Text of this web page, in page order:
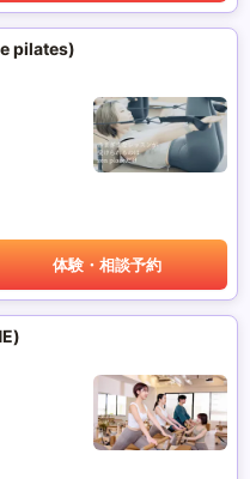
pilates)
体験・相談予約